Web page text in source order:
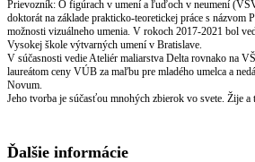
Prievozník: O figúrach v umení a ľuďoch v neumení
doktorát na základe prakticko-teoretickej práce s názvom
možnosti vizuálneho umenia. V rokoch 2017-2021 bol
Vysokej škole výtvarných umení v Bratislave.
V súčasnosti vedie Ateliér maliarstva Delta rovnako na
laureátom ceny VÚB za maľbu pre mladého umelca a
Novum.
Jeho tvorba je súčasťou mnohých zbierok vo svete. Žije
Ďalšie informácie